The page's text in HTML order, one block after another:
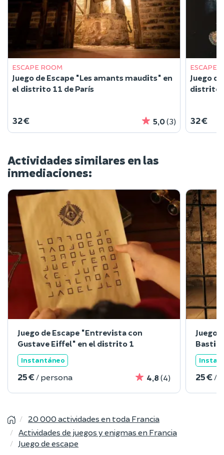
ESCAPE ROOM
Juego de Escape "Les amants maudits" en
el distrito 11 de París
32 € 5,0(3)
ESCAPE
Juego
distrito
32 €
Actividades similares en las
inmediaciones:
Juego de Escape "Entrevista con
Gustave Eiffel" en el distrito 1
Instantáneo
25 € / persona 4,8 (4)
Juego
25 € /
20 000 actividades en toda Francia
Actividades de juegos y enigmas en Francia
Juego de escape